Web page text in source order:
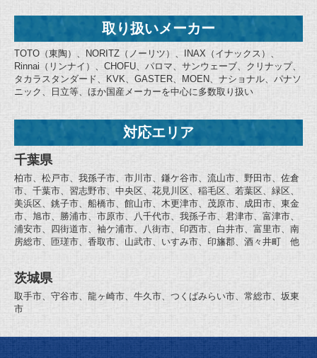
取り扱いメーカー
TOTO（東陶）、NORITZ（ノーリツ）、INAX（イナックス）、
Rinnai（リンナイ）、CHOFU、パロマ、サンウェーブ、クリナップ、
タカラスタンダード、KVK、GASTER、MOEN、ナショナル、パナソ
ニック、日立等、ほか国産メーカーを中心に多数取り扱い
対応エリア
千葉県
柏市、松戸市、我孫子市、市川市、鎌ケ谷市、流山市、野田市、佐倉
市、千葉市、習志野市、中央区、花見川区、稲毛区、若葉区、緑区、
美浜区、銚子市、船橋市、館山市、木更津市、茂原市、成田市、東金
市、旭市、勝浦市、市原市、八千代市、我孫子市、君津市、富津市、
浦安市、四街道市、袖ケ浦市、八街市、印西市、白井市、富里市、南
房総市、匝瑳市、香取市、山武市、いすみ市、印旛郡、酒々井町 他
茨城県
取手市、守谷市、龍ヶ崎市、牛久市、つくばみらい市、常総市、坂東
市